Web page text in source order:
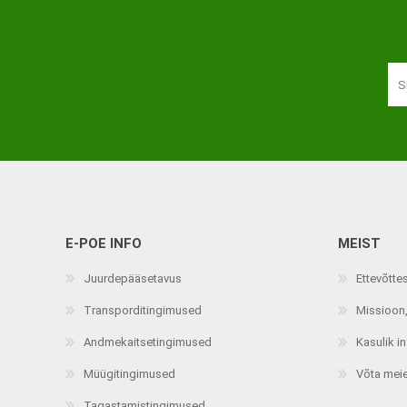
E-POE INFO
Juurdepääsetavus
Transporditingimused
Andmekaitsetingimused
Müügitingimused
MEIST
Kasulik
Võta